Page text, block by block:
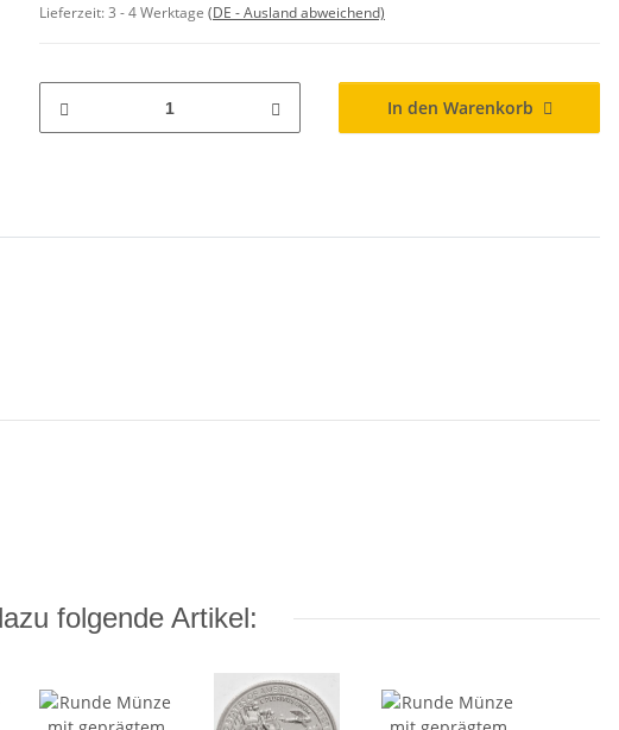
Lieferzeit:3 - 4 Werktage (DE - Ausland abweichend)
In den Warenkorb
folgende Artikel: